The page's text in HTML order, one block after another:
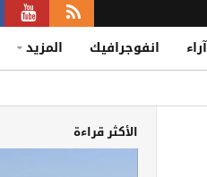
آراء انفوجرافيك المزيد
الأكثر قراءة